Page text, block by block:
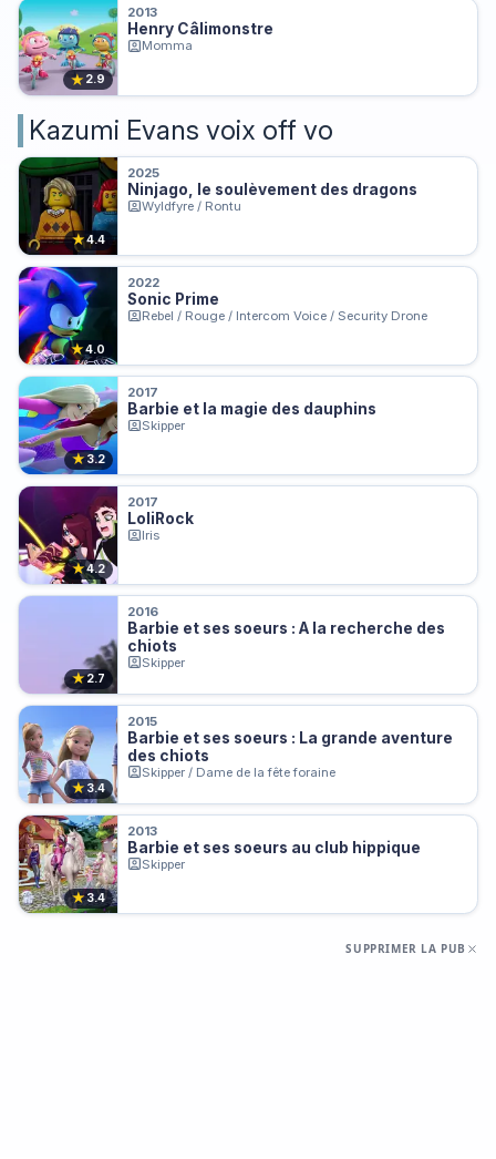
★ 2.9
2013
Henry Câlimonstre
Momma
Kazumi Evans voix off vo
★4.4
2025
Ninjago, le soulèvement des dragons
Wyldfyre / Rontu
★4.0
2022
Sonic Prime
Rebel / Rouge / Intercom Voice / Security Drone
★3.2
2017
Barbie et la magie des dauphins
Skipper
★4.2
2017
LoliRock
Iris
★2.7
2016
Barbie et ses soeurs : A la recherche des
chiots
Skipper
★ 3.4
2015
Barbie et ses soeurs : La grande aventure
des chiots
Skipper / Dame de la fête foraine
★3.4
2013
Barbie et ses soeurs au club hippique
Skipper
SUPPRIMER LA PUB